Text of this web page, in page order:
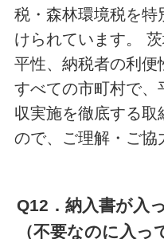
税・森林環境税を特
けられています。
平性、納税者の利便
すべての市町村で、
収実施を徹底する取
ので、ご理解・ご協
Q12．納入書が入
（不要なのに入っ